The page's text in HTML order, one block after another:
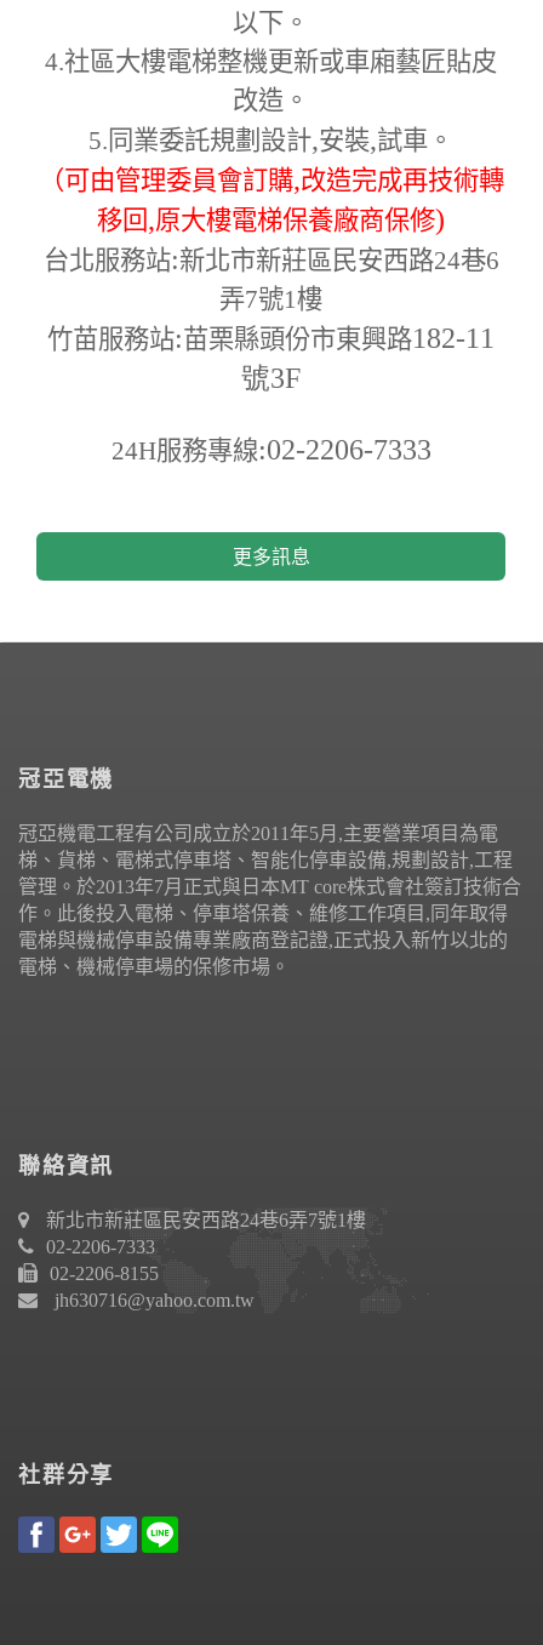
以下。
4.社區大樓電梯整機更新或車廂藝匠貼皮
改造。
5. 同業委託規劃設計,安裝,試車。
（可由管理委員會訂購,改造完成再技術轉
移回,原大樓電梯保養廠商保修)
台北服務站:新北市新莊區民安西路24巷6
弄7號1樓
竹苗服務站:苗栗縣頭份市東興路182-11
號3F
24H服務專線:02-2206-7333
更多訊息
冠亞電機
冠亞機電工程有公司成立於2011年5月,主要營業項目為電
梯、貨梯、電梯式停車塔、智能化停車設備,規劃設計,工程
管理。於2013年7月正式與日本MT core株式會社簽訂技術合
作。此後投入電梯、停車塔保養、維修工作項目,同年取得
電梯與機械停車設備專業廠商登記證,正式投入新竹以北的
電梯、機械停車場的保修市場。
聯絡資訊
新北市新莊區民安西路24巷6弄7號1樓
02-2206-7333
02-2206-8155
jh630716@yahoo.com.tw
社群分享